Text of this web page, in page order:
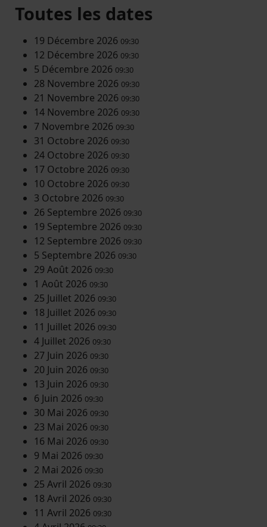
Toutes les dates
19 Décembre 2026 09:30
12 Décembre 2026 09:30
5 Décembre 2026 09:30
28 Novembre 2026 09:30
21 Novembre 2026 09:30
14 Novembre 2026 09:30
7 Novembre 2026 09:30
31 Octobre 2026 09:30
24 Octobre 2026 09:30
17 Octobre 2026 09:30
10 Octobre 2026 09:30
3 Octobre 2026 09:30
26 Septembre 2026 09:30
19 Septembre 2026 09:30
12 Septembre 2026 09:30
5 Septembre 2026 09:30
29 Août 2026 09:30
1 Août 2026 09:30
25 Juillet 2026 09:30
18 Juillet 2026 09:30
11 Juillet 2026 09:30
4 Juillet 2026 09:30
27 Juin 2026 09:30
20 Juin 2026 09:30
13 Juin 2026 09:30
6 Juin 2026 09:30
30 Mai 2026 09:30
23 Mai 2026 09:30
16 Mai 2026 09:30
9 Mai 2026 09:30
2 Mai 2026 09:30
25 Avril 2026 09:30
18 Avril 2026 09:30
11 Avril 2026 09:30